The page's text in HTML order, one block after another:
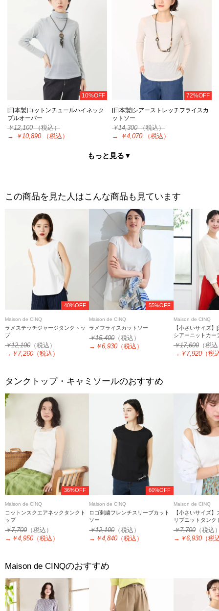
10%OFF
[日本製]コットンチュールハイネック
プルオーバー
￥12,100（税込）
→
￥10,890 （税込）
72%OFF
[日本製]シアーストレッチフライスカ
ットソー
￥14,300（税込）
→
￥4,070 （税込）
もっと見る▼
この商品を見た人はこんな商品も見ています
40%OFF
Maison de CINQ
ラメステッチジャージタンクトッ
プ
￥12,100 （税込）
→ ￥7,260 （税込）
55%OFF
Maison de CINQ
ラメフライスカットソー
￥15,400（税込）
→ ￥6,930 （税込）
Maison de CINQ
【小さいサイズ
シアーニットカー
￥17,600（税
→ ￥7,920（税
タンクトップ・キャミソールのおすすめ
36%OFF
Maison de CINQ
コットンスクエアネックタンクト
ップ
￥7,700 （税込）
→ ￥4,950 （税込）
60%OFF
Maison de CINQ
ロゴ刺繍フレンチスリーブカット
ソー
￥12,100（税込）
→ ￥4,840 （税込）
Maison de CINQ
【小さいサイズ
リブニットタンク
ト/洗える
￥7,700（税込
→ ￥6,930（税
Maison de CINQのおすすめ